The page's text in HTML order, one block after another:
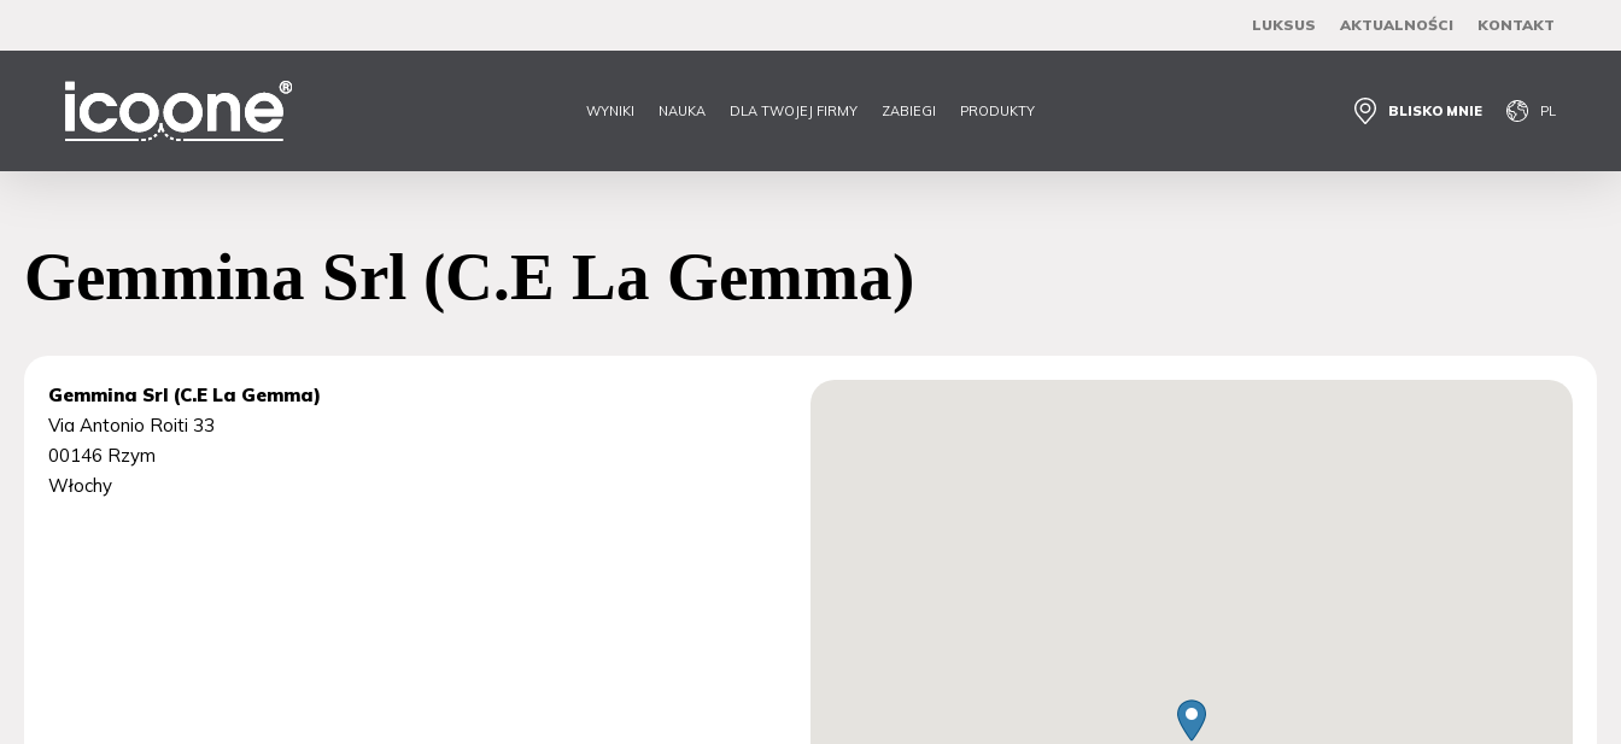
LUKSUS AKTUALNOŚCI KONTAKT
WYNIKI NAUKA DLA TWOJEJ FIRMY ZABIEGI PRODUKTY BLISKO MNIE PL
Gemmina Srl (C.E La Gemma)
Gemmina Srl (C.E La Gemma)
Via Antonio Roiti 33
00146 Rzym
Włochy